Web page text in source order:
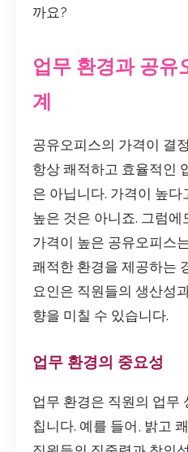
까요?
업무 환경과 공유
계
공유오피스의 가격이 결
항상 쾌적하고 효율적인
은 아닙니다. 가격이 높다
높은 것은 아니죠. 그럼
가격이 높은 공유오피스
쾌적한 환경을 제공하는
요인은 직원들의 생산성
향을 미칠 수 있습니다.
업무 환경의 중요성
업무 환경은 직원의 업무
칩니다. 예를 들어, 밝고